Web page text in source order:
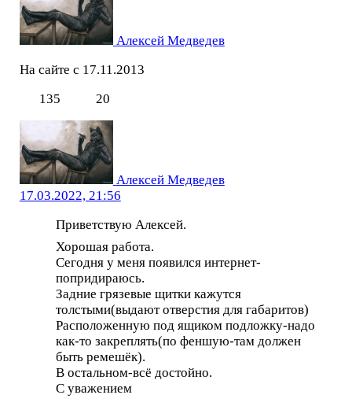
Алексей Медведев
На сайте с 17.11.2013
135
20
Алексей Медведев
17.03.2022, 21:56
Приветствую Алексей.
Хорошая работа.
Сегодня у меня появился интернет-
попридираюсь.
Задние грязевые щитки кажутся
толстыми(выдают отверстия для габаритов)
Расположенную под ящиком подложку-надо
как-то закреплять(по феншую-там должен
быть ремешёк).
В остальном-всё достойно.
С уважением